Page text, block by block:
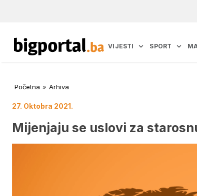
VIJESTI SPORT
Početna » Arhiva
27. Oktobra 2021.
Mijenjaju se uslovi za